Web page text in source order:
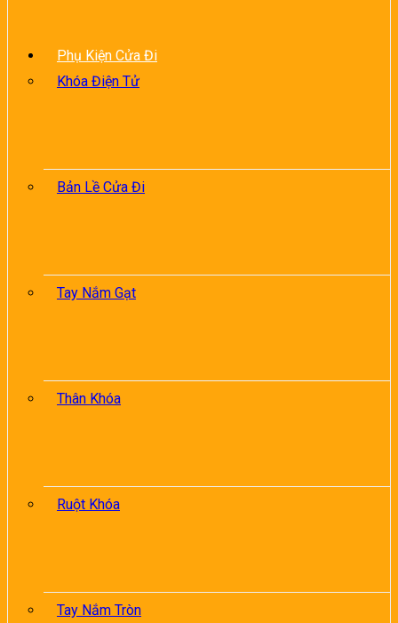
Phụ Kiện Cửa Đi
Khóa Điện Tử
Bản Lề Cửa Đi
Tay Nắm Gạt
Thân Khóa
Ruột Khóa
Tay Nắm Tròn